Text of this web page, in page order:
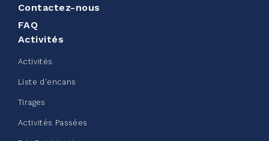
123% 245,00 $
Contactez-nous
FAQ
Activités
Activités
Liste d'encans
Tirages
Activités Passées